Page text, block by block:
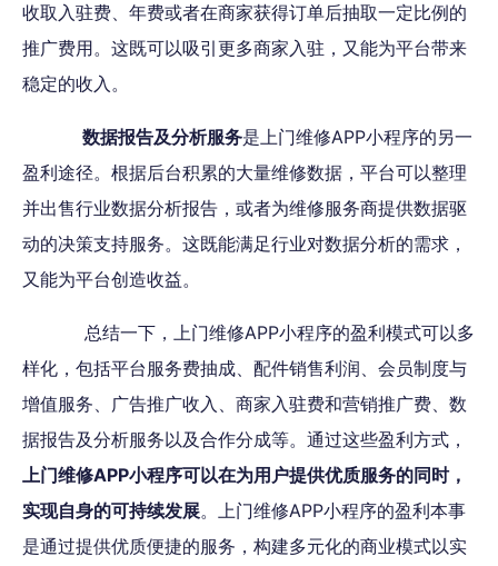
收取入驻费、年费或者在商家获得订单后抽取一定比例的
推广费用。这既可以吸引更多商家入驻，又能为平台带来
稳定的收入。
数据报告及分析服务是上门维修APP小程序的另一
盈利途径。根据后台积累的大量维修数据，平台可以整理
并出售行业数据分析报告，或者为维修服务商提供数据驱
动的决策支持服务。这既能满足行业对数据分析的需求，
又能为平台创造收益。
总结一下，上门维修APP小程序的盈利模式可以多
样化，包括平台服务费抽成、配件销售利润、会员制度与
增值服务、广告推广收入、商家入驻费和营销推广费、数
据报告及分析服务以及合作分成等。通过这些盈利方式，
上门维修APP小程序可以在为用户提供优质服务的同时，
实现自身的可持续发展。上门维修APP小程序的盈利本事
是通过提供优质便捷的服务，构建多元化的商业模式以实